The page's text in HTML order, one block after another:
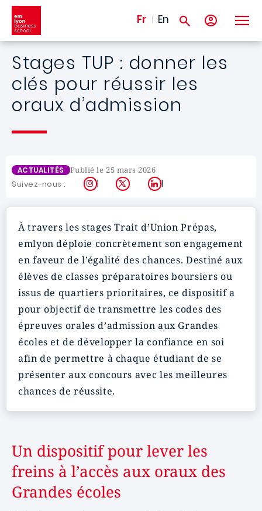
Aller au contenu principal
Fr En
Stages TUP : donner les
clés pour réussir les
oraux d’admission
ACTUALITÉS Publié le 25 mars 2026
Suivez-nous : Instagram
X LinkedIn
À travers les stages Trait d’Union Prépas,
emlyon déploie concrètement son engagement
en faveur de l’égalité des chances. Destiné aux
élèves de classes préparatoires boursiers ou
issus de quartiers prioritaires, ce dispositif a
pour objectif de transmettre les codes des
épreuves orales d’admission aux Grandes
écoles et de développer la confiance en soi
afin de permettre à chaque étudiant de se
présenter aux concours avec les meilleures
chances de réussite.
Un dispositif pour lever les
freins à l’accès aux oraux des
Grandes écoles